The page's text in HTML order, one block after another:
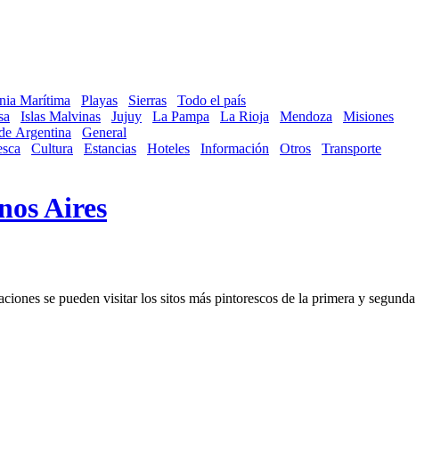
Marítima Playas Sierras
Todo el país
Islas Malvinas Jujuy La Pampa La Rioja Mendoza
Misiones
Argentina
General
Cultura Estancias Hoteles Información Otros
Transporte
Aires
se pueden visitar los sitos más pintorescos de la primera y segunda